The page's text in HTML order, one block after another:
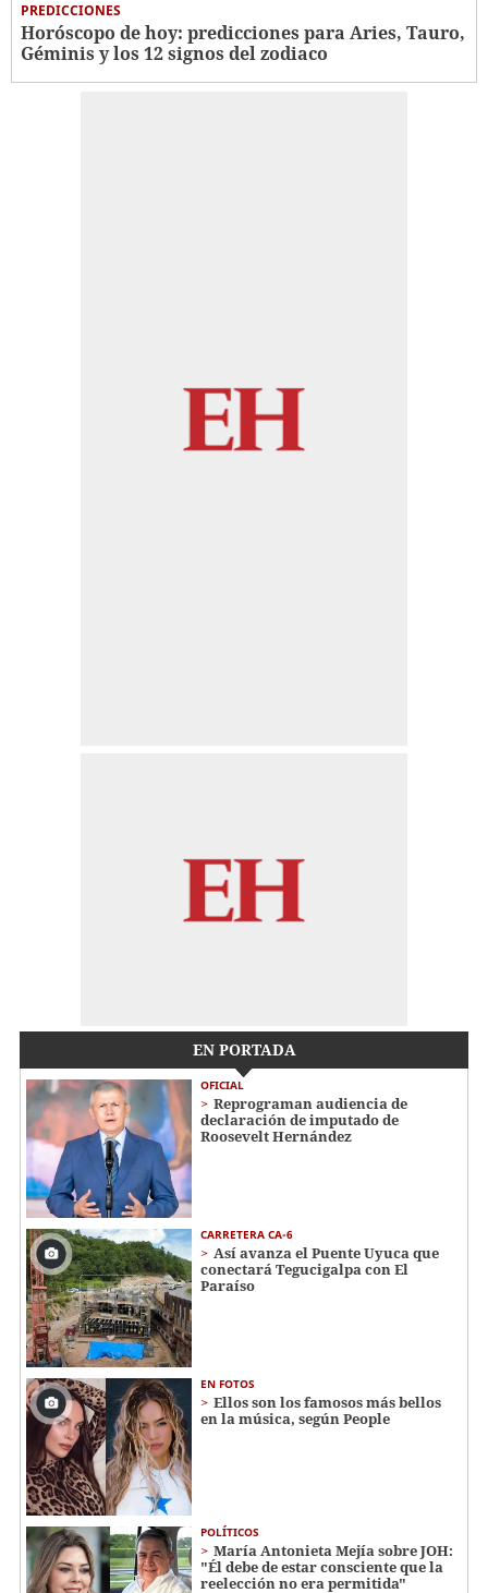
PREDICCIONES
Horóscopo de hoy: predicciones para Aries, Tauro,
Géminis y los 12 signos del zodiaco
EN PORTADA
OFICIAL
Reprograman audiencia de
declaración de imputado de
Roosevelt Hernández
CARRETERA CA-6
Así avanza el Puente Uyuca que
conectará Tegucigalpa con El
Paraíso
EN FOTOS
Ellos son los famosos más bellos
en la música, según People
POLÍTICOS
María Antonieta Mejía sobre JOH:
"Él debe de estar consciente que la
reelección no era permitida"